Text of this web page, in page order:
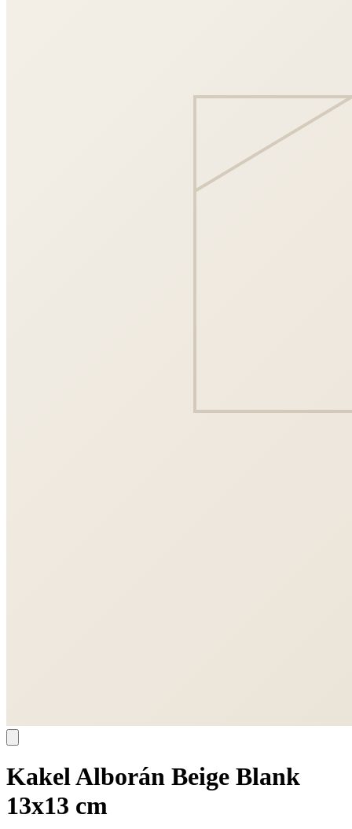
Kakel Alborán Beige Blank
13x13 cm